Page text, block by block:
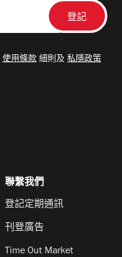
使用條款 細則及 私隱政策
聯繫我們
登記定期通訊
刊登廣告
Time Out Market